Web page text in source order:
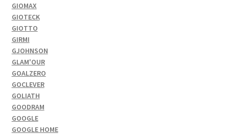
GIOMAX
GIOTECK
GIOTTO
GIRMI
GJOHNSON
GLAM'OUR
GOALZERO
GOCLEVER
GOLIATH
GOODRAM
GOOGLE
GOOGLE HOME